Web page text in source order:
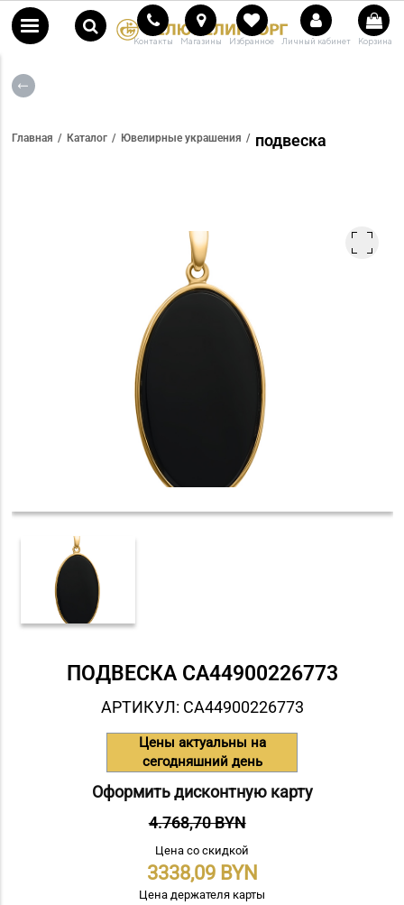
Контакты Магазины Избранное Личный кабинет Корзина
Главная Каталог Ювелирные украшения подвеска
ПОДВЕСКА СA44900226773
АРТИКУЛ: СA44900226773
Цены актуальны на
сегодняшний день
Оформить дисконтную карту
4.768,70 BYN
Цена со скидкой
3338,09
Цена держателя карты